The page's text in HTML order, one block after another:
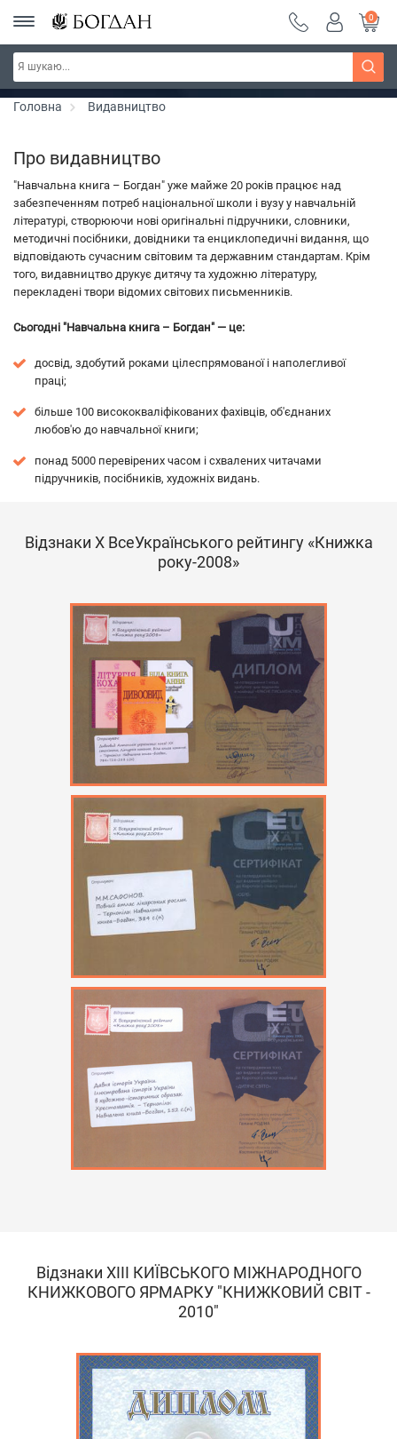
РОЗПРОДАЖ ~ 150 грн ~ 200 грн ~ 250 грн ~
300 грн ~ РОЗПРОДАЖ
Дізнатись більше
0
Головна Видавництво
Про видавництво
"Навчальна книга – Богдан" уже майже 20 років працює над
забезпеченням потреб національної школи і вузу у навчальній
літературі, створюючи нові оригінальні підручники, словники,
методичні посібники, довідники та енциклопедичні видання, що
відповідають сучасним світовим та державним стандартам. Крім
того, видавництво друкує дитячу та художню літературу,
перекладені твори відомих світових письменників.
Сьогодні "Навчальна книга – Богдан" — це:
досвід, здобутий роками цілеспрямованої і наполегливої
праці;
більше 100 висококваліфікованих фахівців, об'єднаних
любов'ю до навчальної книги;
понад 5000 перевірених часом і схвалених читачами
підручників, посібників, художніх видань.
Відзнаки Х ВсеУкраїнського рейтингу «Книжка
року-2008»
Відзнаки ХІІІ КИЇВСЬКОГО МІЖНАРОДНОГО
КНИЖКОВОГО ЯРМАРКУ "КНИЖКОВИЙ СВІТ -
2010"